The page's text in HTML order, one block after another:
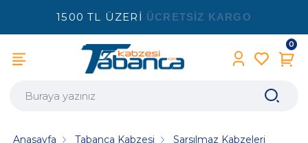
1500 TL ÜZERİ ÜCRETSİZ KARGO
0
Anasayfa Tabanca Kabzesi
Sarsılmaz Kabzeleri